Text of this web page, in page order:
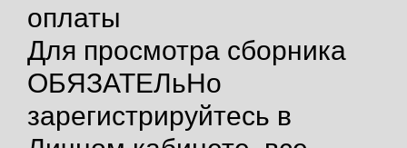
оплаты
Для просмотра сборника
ОБЯЗАТЕЛьНо
зарегистрируйтесь в